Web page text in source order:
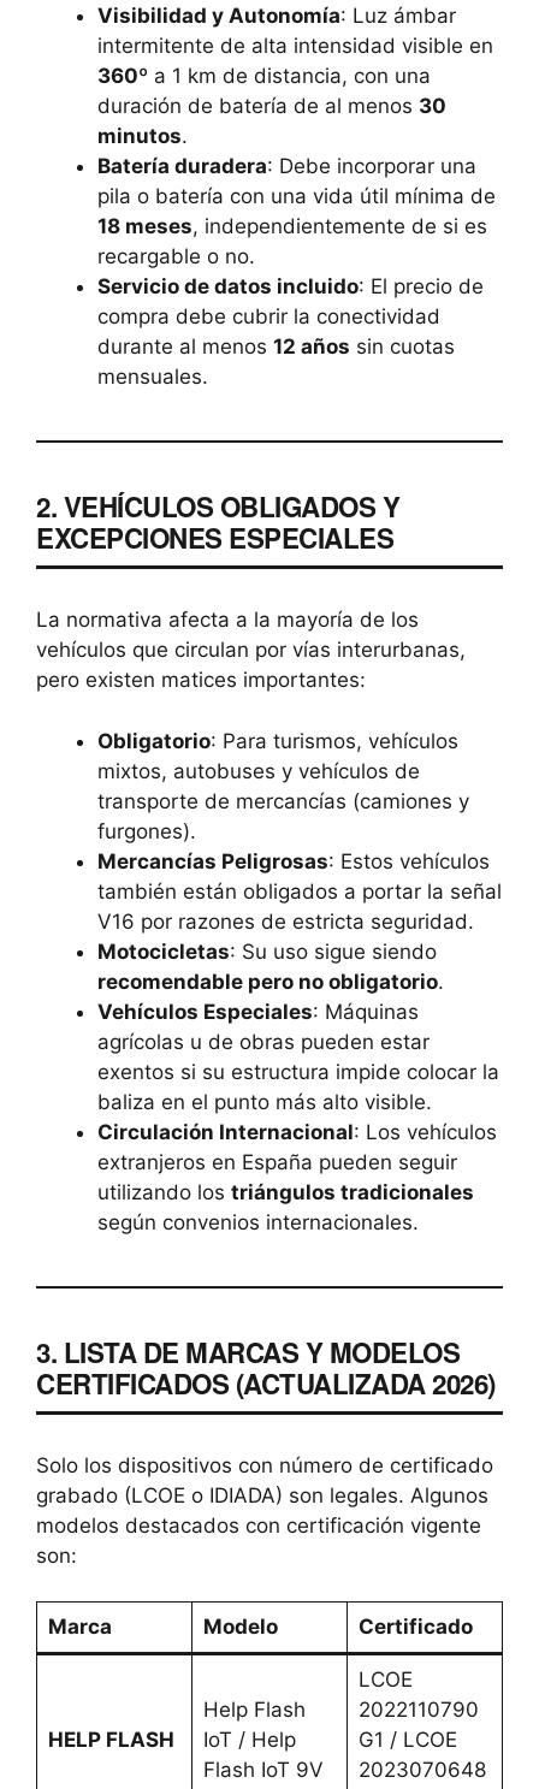
Visibilidad y Autonomía: Luz ámbar
intermitente de alta intensidad visible en
360º a 1 km de distancia, con una
duración de batería de al menos 30
minutos.
Batería duradera: Debe incorporar una
pila o batería con una vida útil mínima de
18 meses, independientemente de si es
recargable o no.
Servicio de datos incluido: El precio de
compra debe cubrir la conectividad
durante al menos 12 años sin cuotas
mensuales.
2. VEHÍCULOS OBLIGADOS Y
EXCEPCIONES ESPECIALES
La normativa afecta a la mayoría de los
vehículos que circulan por vías interurbanas,
pero existen matices importantes:
Obligatorio: Para turismos, vehículos
mixtos, autobuses y vehículos de
transporte de mercancías (camiones y
furgones).
Mercancías Peligrosas: Estos vehículos
también están obligados a portar la señal
V16 por razones de estricta seguridad.
Motocicletas: Su uso sigue siendo
recomendable pero no obligatorio.
Vehículos Especiales: Máquinas
agrícolas u de obras pueden estar
exentos si su estructura impide colocar la
baliza en el punto más alto visible.
Circulación Internacional: Los vehículos
extranjeros en España pueden seguir
utilizando los triángulos tradicionales
según convenios internacionales.
3. LISTA DE MARCAS Y MODELOS
CERTIFICADOS (ACTUALIZADA 2026)
Solo los dispositivos con número de certificado
grabado (LCOE o IDIADA) son legales. Algunos
modelos destacados con certificación vigente
son:
Marca Modelo Certificado
HELP FLASH
Help Flash
IoT / Help
Flash IoT 9V
LCOE
2022110790
G1 / LCOE
2023070648